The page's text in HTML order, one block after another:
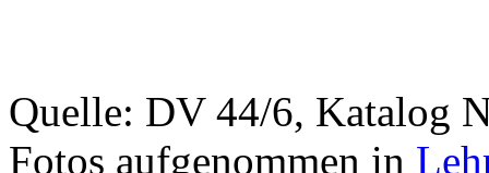
Quelle: DV 44/6, Katalog
Fotos aufgenommen in